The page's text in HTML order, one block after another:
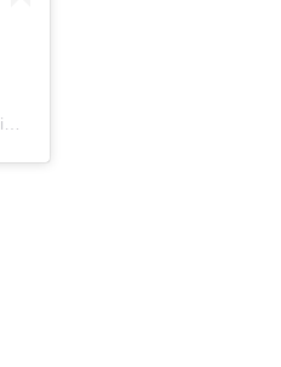
Een bericht gedeeld door Kids Vakantiegids (@kidsvakantiegids)